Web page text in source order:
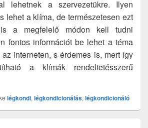
lehetnek a szervezetükre. Ilyen
lehet a klíma, de természetesen ezt
a megfelelő módon kell tudni
fontos információt be lehet a téma
interneten, s érdemes is, mert így
a klímák rendeltetésszerű
légkondi, légkondicionálás, légkondicionáló